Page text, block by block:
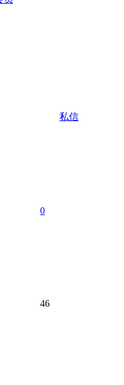
私信
0
46